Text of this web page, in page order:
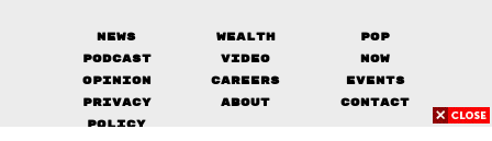
News Wealth
Pop
Podcast
Video
Now
Opinion
Careers
Events
Privacy
Policy
About Contact